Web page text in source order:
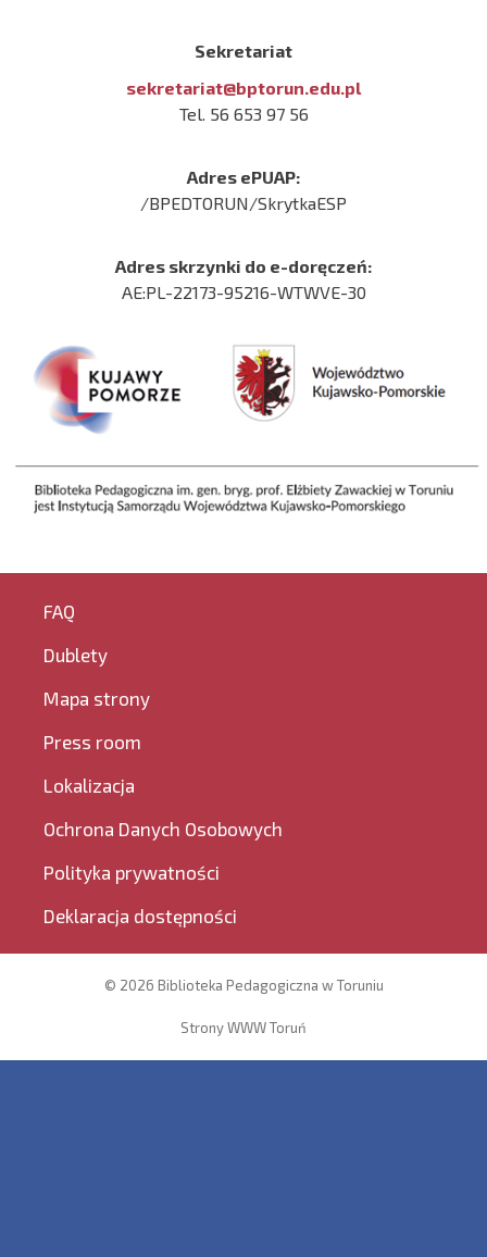
Sekretariat
sekretariat@bptorun.edu.pl
Tel. 56 653 97 56
Adres ePUAP:
/BPEDTORUN/SkrytkaESP
Adres skrzynki do e-doręczeń:
AE:PL-22173-95216-WTWVE-30
FAQ
Dublety
Mapa strony
Press room
Lokalizacja
Ochrona Danych Osobowych
Polityka prywatności
Deklaracja dostępności
© 2026 Biblioteka Pedagogiczna w Toruniu
Strony WWW Toruń